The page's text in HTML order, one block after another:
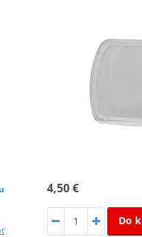
4,50 €
Do